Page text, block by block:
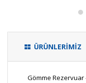
ÜRÜNLERİMİZ
Gömme Rezervuar